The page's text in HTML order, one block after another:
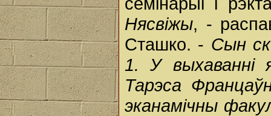
Нясвіжы, -
Сташко. - Сын
1. У выхаванні
Тарэса
эканамічны